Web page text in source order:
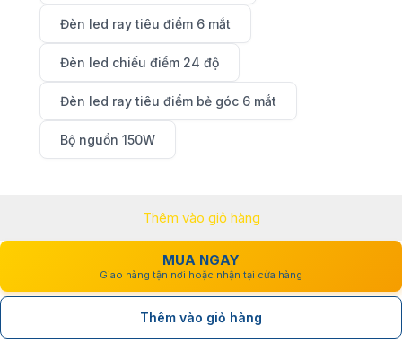
Đèn led ray tiêu điểm 6 mắt
Đèn led chiếu điểm 24 độ
Đèn led ray tiêu điểm bẻ góc 6 mắt
Bộ nguồn 150W
Thêm vào giỏ hàng
MUA NGAY
Giao hàng tận nơi hoặc nhận tại cửa hàng
Thêm vào giỏ hàng